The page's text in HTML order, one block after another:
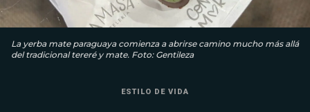
La yerba mate paraguaya comienza a abrirse camino mucho más allá
del tradicional tereré y mate. Foto: Gentileza
ESTILO DE VIDA